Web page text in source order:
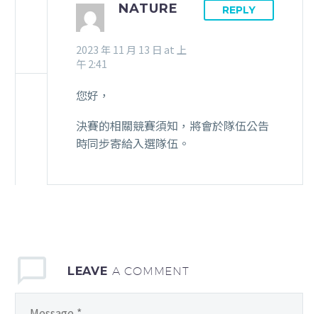
NATURE
2023 年 11 月 13 日 at 上
午 2:41
REPLY
您好，
決賽的相關競賽須知，將會於隊伍公告
時同步寄給入選隊伍。
LEAVE A COMMENT